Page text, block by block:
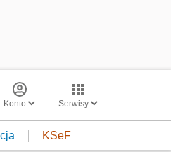
Konto Serwisy
KSeF